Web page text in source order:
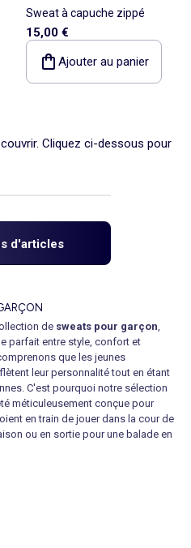
Sweat à capuche zippé
15,00 €
Ajouter au panier
Cliquez ci-dessous pour
d'articles
de sweats pour garçon
parfait entre style, confort et
que les jeunes
leur personnalité tout en étant
C'est pourquoi notre sélection
méticuleusement conçue pour
en train de jouer dans la cour de
ou en sortie pour une balade en
finitions soignées. Les couleurs et